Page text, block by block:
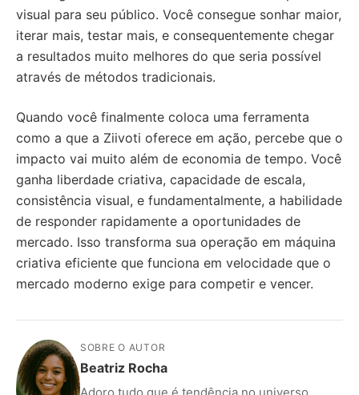
visual para seu público. Você consegue sonhar maior,
iterar mais, testar mais, e consequentemente chegar
a resultados muito melhores do que seria possível
através de métodos tradicionais.
Quando você finalmente coloca uma ferramenta
como a que a Ziivoti oferece em ação, percebe que o
impacto vai muito além de economia de tempo. Você
ganha liberdade criativa, capacidade de escala,
consistência visual, e fundamentalmente, a habilidade
de responder rapidamente a oportunidades de
mercado. Isso transforma sua operação em máquina
criativa eficiente que funciona em velocidade que o
mercado moderno exige para competir e vencer.
SOBRE O AUTOR
Beatriz Rocha